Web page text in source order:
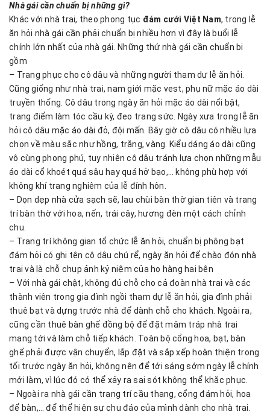
Nhà gái cần chuẩn bị những gì?
Khác với nhà trai, theo phong tục đám cưới Việt Nam, trong lễ
ăn hỏi nhà gái cần phải chuẩn bị nhiều hơn vì đây là buổi lễ
chính lớn nhất của nhà gái. Những thứ nhà gái cần chuẩn bị
gồm
– Trang phục cho cô dâu và những người tham dự lễ ăn hỏi.
Cũng giống như nhà trai, nam giới mặc vest, phụ nữ mặc áo dài
truyền thống. Cô dâu trong ngày ăn hỏi mặc áo dài nổi bật,
trang điểm làm tóc cầu kỳ, đeo trang sức. Ngày xưa trong lễ ăn
hỏi cô dâu mặc áo dài đỏ, đội mấn. Bây giờ cô dâu có nhiều lựa
chọn về màu sắc như hồng, trắng, vàng. Kiểu dáng áo dài cũng
vô cùng phong phú, tuy nhiên cô dâu tránh lựa chọn những mẫu
áo dài cổ khoét quá sâu hay quá hở bạo,… không phù hợp với
không khí trang nghiêm của lễ đính hôn.
– Dọn dẹp nhà cửa sạch sẽ, lau chùi bàn thờ gian tiên và trang
trí bàn thờ với hoa, nến, trái cây, hương đèn một cách chỉnh
chu.
– Trang trí không gian tổ chức lễ ăn hỏi, chuẩn bị phông bạt
đám hỏi có ghi tên cô dâu chú rể, ngày ăn hỏi để chào đón nhà
trai và là chỗ chụp ảnh kỷ niệm của họ hàng hai bên
– Với nhà gái chật, không đủ chỗ cho cả đoàn nhà trai và các
thành viên trong gia đình ngồi tham dự lễ ăn hỏi, gia đình phải
thuê bạt và dựng trước nhà để dành chỗ cho khách. Ngoài ra,
cũng cần thuê bàn ghế đồng bộ để đặt mâm tráp nhà trai
mang tới và làm chỗ tiếp khách. Toàn bộ cổng hoa, bạt, bàn
ghế phải được vận chuyển, lắp đặt và sắp xếp hoàn thiện trong
tối trước ngày ăn hỏi, không nên để tới sáng sớm ngày lễ chính
mới làm, vì lúc đó có thể xảy ra sai sót không thể khắc phục.
– Ngoài ra nhà gái cần trang trí cầu thang, cổng đám hỏi, hoa
để bàn,… để thể hiện sự chu đáo của mình dành cho nhà trai.